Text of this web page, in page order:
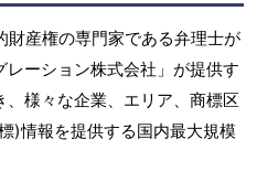
財産権の専門家である弁理士が
ーション株式会社」が提供す
様々な企業、エリア、商標区
)情報を提供する国内最大規模